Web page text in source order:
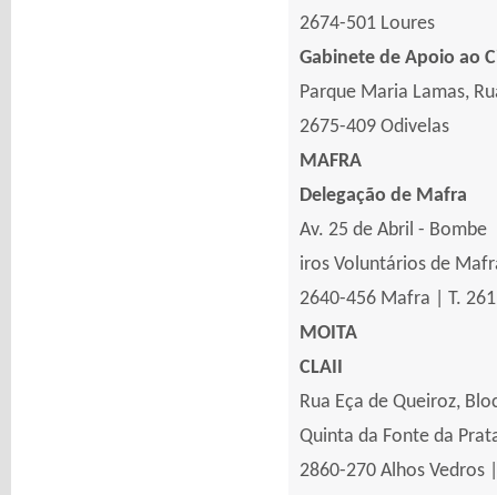
2674-501 Loures
Gabinete de Apoio ao
Parque Maria Lamas,
2675-409 Odivelas
MAFRA
Delegação de Mafra
Av. 25 de Abril - Bombe
iros Voluntários de
2640-456 Mafra | T.
MOITA
CLAII
Rua Eça de Queiroz,
Quinta da Fonte da
2860-270 Alhos Vedros